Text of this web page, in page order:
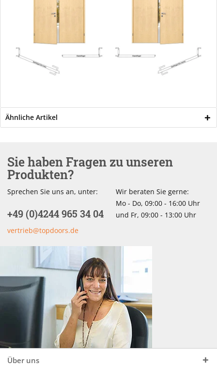
Ähnliche Artikel
Sie haben Fragen zu unseren
Produkten?
Sprechen Sie uns an, unter:
+49 (0)4244 965 34 04
vertrieb@topdoors.de
Wir beraten Sie gerne:
Mo - Do, 09:00 - 16:00 Uhr
und Fr, 09:00 - 13:00 Uhr
Über uns